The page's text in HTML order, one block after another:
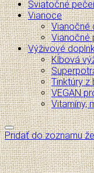
Sviatočné
Vianoce
Vianočné
Vianočné
Výživové
Kĺbová
Tinktúry z
VEGAN
Vitamíny,
Pridať do zoznamu